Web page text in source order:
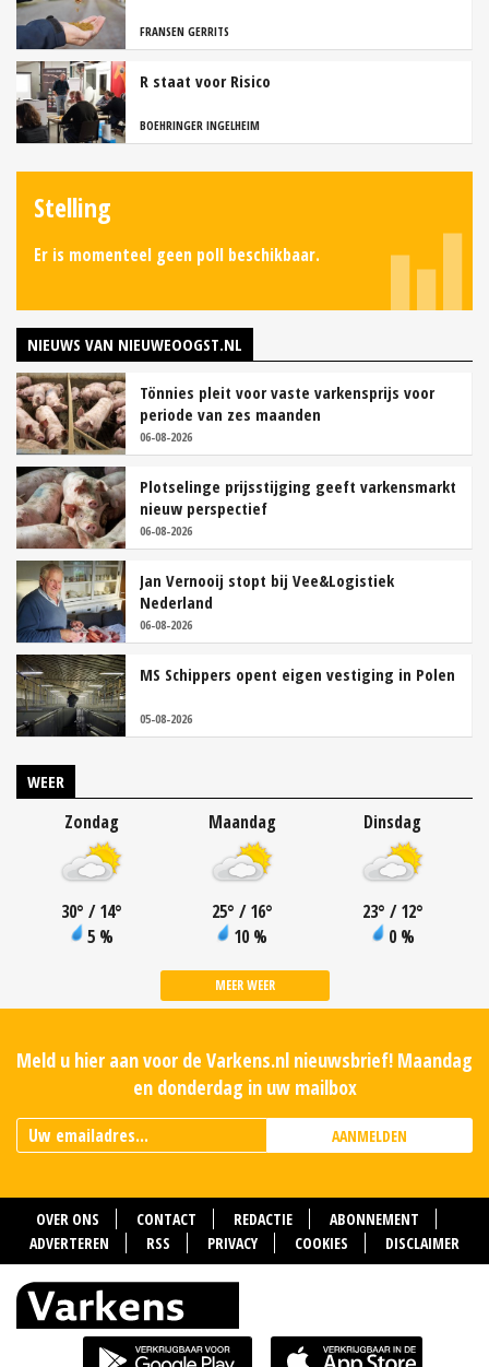
FRANSEN GERRITS
R staat voor Risico
BOEHRINGER INGELHEIM
Stelling
Er is momenteel geen poll beschikbaar.
NIEUWS VAN NIEUWEOOGST.NL
Tönnies pleit voor vaste varkensprijs voor
periode van zes maanden
06-08-2026
Plotselinge prijsstijging geeft varkensmarkt
nieuw perspectief
06-08-2026
Jan Vernooij stopt bij Vee&Logistiek
Nederland
06-08-2026
MS Schippers opent eigen vestiging in Polen
05-08-2026
WEER
Zondag
30° / 14°
5 %
Maandag
25° / 16°
10 %
Dinsdag
23° / 12°
0 %
MEER WEER
Meld u hier aan voor de Varkens.nl nieuwsbrief! Maandag
en donderdag in uw mailbox
AANMELDEN
OVER ONS CONTACT REDACTIE
ABONNEMENT
ADVERTEREN
RSS PRIVACY COOKIES DISCLAIMER